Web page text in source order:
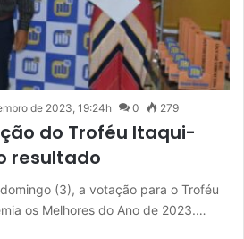
de 2023, 19:24h 0 279
do Troféu Itaqui-
resultado
(3), a votação para o Troféu
os Melhores do Ano de 2023.…